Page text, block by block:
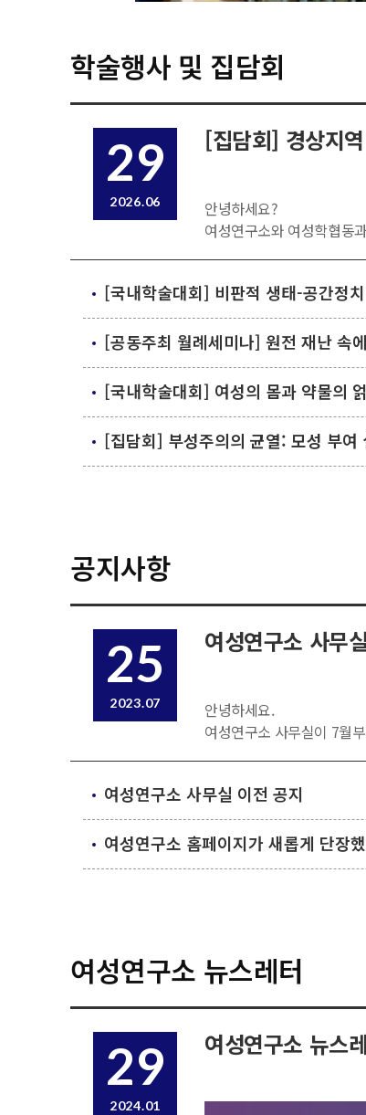
학술행사 및 집담회
29
2026.06
[집담회] 경상지
안녕하세요?
여성연구소와 여성학협동
[국내학술대회] 비판적 생태-공간정
[공동주최 월례세미나] 원전 재난 속
[국내학술대회] 여성의 몸과 약물의
[집담회] 부성주의의 균열: 모성 부
공지사항
25
2023.07
여성연구소 사무
안녕하세요.
여성연구소 사무실이 7월
주소: 서울대학교 16-1동
TEL. 02-880-8951
여성연구소 사무실 이전 공지
여성연구소 홈페이지가 새롭게 단장
여성연구소 뉴스레터
29
2024.01
여성연구소 뉴스